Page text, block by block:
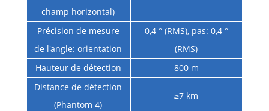
champ horizontal)
Précision de mesure
de l'angle: orientation
0,4 ° (RMS), pas: 0,4 °
(RMS)
Hauteur de détection
800 m
Distance de détection
(Phantom 4)
≥7 km